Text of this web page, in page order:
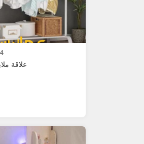
علاقة